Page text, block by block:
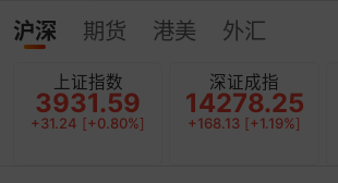
ESG
房产 银行 投诉
沪深 期货 港美 外汇
上证指数
3931.59
+31.24 [+0.80%]
深证成指
14278.25
+168.13 [+1.19%]